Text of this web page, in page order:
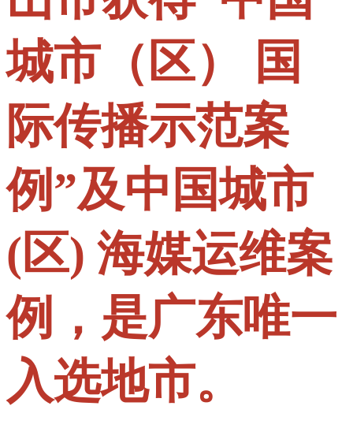
城市（区） 国
际传播示范案
例”及中国城市
(区) 海媒运维案
例，是广东唯一
入选地市。